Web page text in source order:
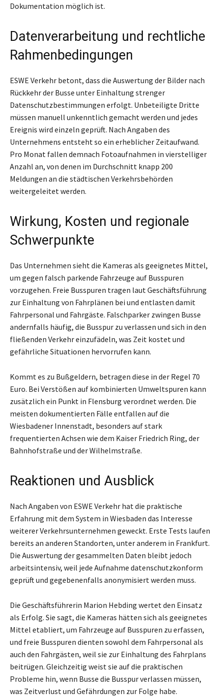
Dokumentation möglich ist.
Datenverarbeitung und rechtliche
Rahmenbedingungen
ESWE Verkehr betont, dass die Auswertung der Bilder nach
Rückkehr der Busse unter Einhaltung strenger
Datenschutzbestimmungen erfolgt. Unbeteiligte Dritte
müssen manuell unkenntlich gemacht werden und jedes
Ereignis wird einzeln geprüft. Nach Angaben des
Unternehmens entsteht so ein erheblicher Zeitaufwand.
Pro Monat fallen demnach Fotoaufnahmen in vierstelliger
Anzahl an, von denen im Durchschnitt knapp 200
Meldungen an die städtischen Verkehrsbehörden
weitergeleitet werden.
Wirkung, Kosten und regionale
Schwerpunkte
Das Unternehmen sieht die Kameras als geeignetes Mittel,
um gegen falsch parkende Fahrzeuge auf Busspuren
vorzugehen. Freie Busspuren tragen laut Geschäftsführung
zur Einhaltung von Fahrplänen bei und entlasten damit
Fahrpersonal und Fahrgäste. Falschparker zwingen Busse
andernfalls häufig, die Busspur zu verlassen und sich in den
fließenden Verkehr einzufädeln, was Zeit kostet und
gefährliche Situationen hervorrufen kann.
Kommt es zu Bußgeldern, betragen diese in der Regel 70
Euro. Bei Verstößen auf kombinierten Umweltspuren kann
zusätzlich ein Punkt in Flensburg verordnet werden. Die
meisten dokumentierten Fälle entfallen auf die
Wiesbadener Innenstadt, besonders auf stark
frequentierten Achsen wie dem Kaiser Friedrich Ring, der
Bahnhofstraße und der Wilhelmstraße.
Reaktionen und Ausblick
Nach Angaben von ESWE Verkehr hat die praktische
Erfahrung mit dem System in Wiesbaden das Interesse
weiterer Verkehrsunternehmen geweckt. Erste Tests laufen
bereits an anderen Standorten, unter anderem in Frankfurt.
Die Auswertung der gesammelten Daten bleibt jedoch
arbeitsintensiv, weil jede Aufnahme datenschutzkonform
geprüft und gegebenenfalls anonymisiert werden muss.
Die Geschäftsführerin Marion Hebding wertet den Einsatz
als Erfolg. Sie sagt, die Kameras hätten sich als geeignetes
Mittel etabliert, um Fahrzeuge auf Busspuren zu erfassen,
und freie Busspuren dienten sowohl dem Fahrpersonal als
auch den Fahrgästen, weil sie zur Einhaltung des Fahrplans
beitrügen. Gleichzeitig weist sie auf die praktischen
Probleme hin, wenn Busse die Busspur verlassen müssen,
was Zeitverlust und Gefährdungen zur Folge habe.